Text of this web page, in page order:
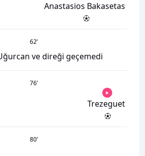
Anastasios Bakasetas
62’
ve direği geçemedi
76’
Trezeguet
80’